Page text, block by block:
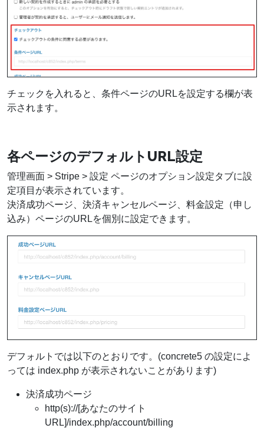
チェックを入れると、条件ページのURLを設定する欄が表
示されます。
各ページのデフォルトURL設定
管理画面 > Stripe > 設定 ページのオプション設定タブに設
定項目が表示されています。
決済成功ページ、決済キャンセルページ、料金設定（申し
込み）ページのURLを個別に設定できます。
デフォルトでは以下のとおりです。(concrete5 の設定によ
っては index.php が表示されないことがあります)
決済成功ページ
http(s)://[あなたのサイト
URL]/index.php/account/billing